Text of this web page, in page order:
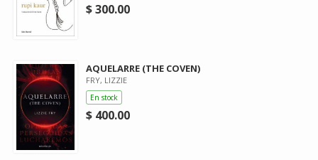
$ 300.00
AQUELARRE (THE COVEN)
FRY, LIZZIE
En stock
$ 400.00